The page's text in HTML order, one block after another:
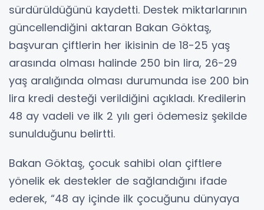
sürdürüldüğünü kaydetti. Destek miktarlarının
güncellendiğini aktaran Bakan Göktaş,
başvuran çiftlerin her ikisinin de 18-25 yaş
arasında olması halinde 250 bin lira, 26-29
yaş aralığında olması durumunda ise 200 bin
lira kredi desteği verildiğini açıkladı. Kredilerin
48 ay vadeli ve ilk 2 yılı geri ödemesiz şekilde
sunulduğunu belirtti.
Bakan Göktaş, çocuk sahibi olan çiftlere
yönelik ek destekler de sağlandığını ifade
ederek, “48 ay içinde ilk çocuğunu dünyaya